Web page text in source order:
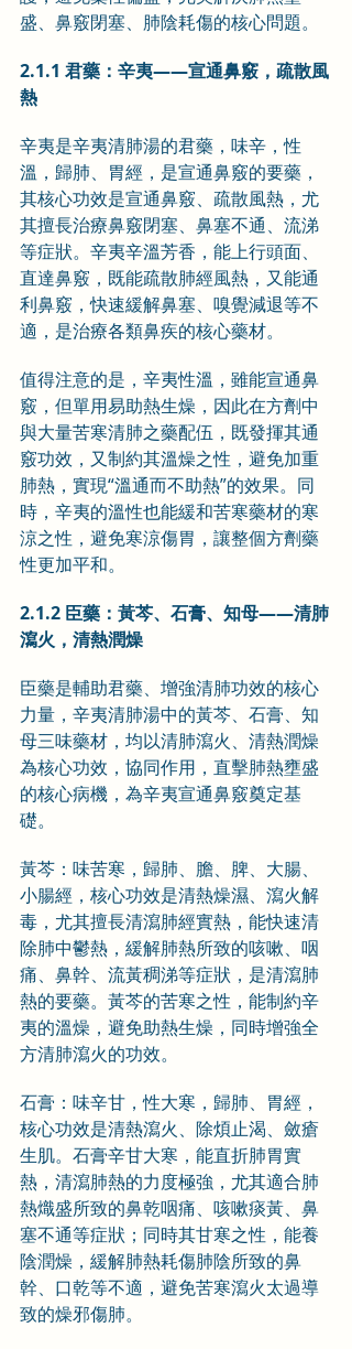
盛、鼻竅閉塞、肺陰耗傷的核心問題。
2.1.1 君藥：辛夷——宣通鼻竅，疏散風
熱
辛夷是辛夷清肺湯的君藥，味辛，性
溫，歸肺、胃經，是宣通鼻竅的要藥，
其核心功效是宣通鼻竅、疏散風熱，尤
其擅長治療鼻竅閉塞、鼻塞不通、流涕
等症狀。辛夷辛溫芳香，能上行頭面、
直達鼻竅，既能疏散肺經風熱，又能通
利鼻竅，快速緩解鼻塞、嗅覺減退等不
適，是治療各類鼻疾的核心藥材。
值得注意的是，辛夷性溫，雖能宣通鼻
竅，但單用易助熱生燥，因此在方劑中
與大量苦寒清肺之藥配伍，既發揮其通
竅功效，又制約其溫燥之性，避免加重
肺熱，實現“溫通而不助熱”的效果。同
時，辛夷的溫性也能緩和苦寒藥材的寒
涼之性，避免寒涼傷胃，讓整個方劑藥
性更加平和。
2.1.2 臣藥：黃芩、石膏、知母——清肺
瀉火，清熱潤燥
臣藥是輔助君藥、增強清肺功效的核心
力量，辛夷清肺湯中的黃芩、石膏、知
母三味藥材，均以清肺瀉火、清熱潤燥
為核心功效，協同作用，直擊肺熱壅盛
的核心病機，為辛夷宣通鼻竅奠定基
礎。
黃芩：味苦寒，歸肺、膽、脾、大腸、
小腸經，核心功效是清熱燥濕、瀉火解
毒，尤其擅長清瀉肺經實熱，能快速清
除肺中鬱熱，緩解肺熱所致的咳嗽、咽
痛、鼻幹、流黃稠涕等症狀，是清瀉肺
熱的要藥。黃芩的苦寒之性，能制約辛
夷的溫燥，避免助熱生燥，同時增強全
方清肺瀉火的功效。
石膏：味辛甘，性大寒，歸肺、胃經，
核心功效是清熱瀉火、除煩止渴、斂瘡
生肌。石膏辛甘大寒，能直折肺胃實
熱，清瀉肺熱的力度極強，尤其適合肺
熱熾盛所致的鼻乾咽痛、咳嗽痰黃、鼻
塞不通等症狀；同時其甘寒之性，能養
陰潤燥，緩解肺熱耗傷肺陰所致的鼻
幹、口乾等不適，避免苦寒瀉火太過導
致的燥邪傷肺。